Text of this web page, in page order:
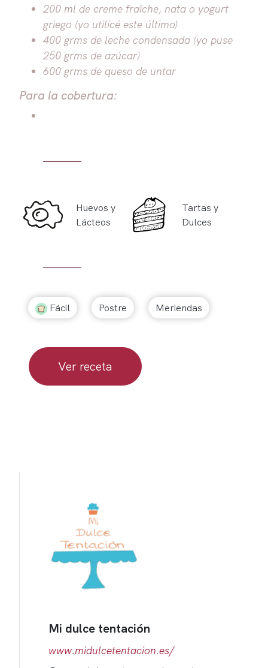
200 ml de creme fraîche, nata o yogurt
griego (yo utilicé este último)
400 grms de leche condensada (yo puse
250 grms de azúcar)
600 grms de queso de untar
Para la cobertura:
Huevos y
Lácteos
Tartas y
Dulces
Fácil Postre Meriendas
Ver receta
Mi dulce tentación
www.midulcetentacion.es/